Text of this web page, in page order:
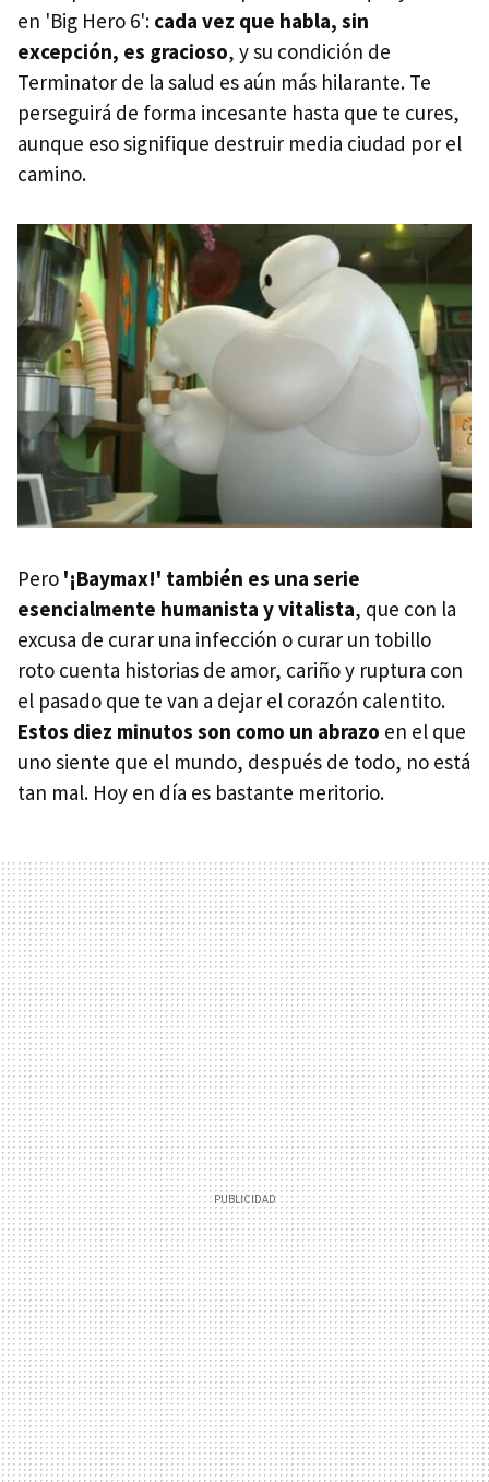
en 'Big Hero 6': cada vez que habla, sin
excepción, es gracioso, y su condición de
Terminator de la salud es aún más hilarante. Te
perseguirá de forma incesante hasta que te cures,
aunque eso signifique destruir media ciudad por el
camino.
Pero '¡Baymax!' también es una serie
esencialmente humanista y vitalista, que con la
excusa de curar una infección o curar un tobillo
roto cuenta historias de amor, cariño y ruptura con
el pasado que te van a dejar el corazón calentito.
Estos diez minutos son como un abrazo en el que
uno siente que el mundo, después de todo, no está
tan mal. Hoy en día es bastante meritorio.